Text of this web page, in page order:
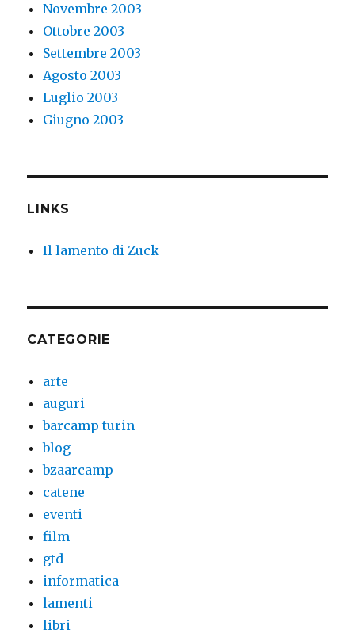
Novembre 2003
Ottobre 2003
Settembre 2003
Agosto 2003
Luglio 2003
Giugno 2003
LINKS
Il lamento di Zuck
CATEGORIE
arte
auguri
barcamp turin
blog
bzaarcamp
catene
eventi
film
gtd
informatica
lamenti
libri